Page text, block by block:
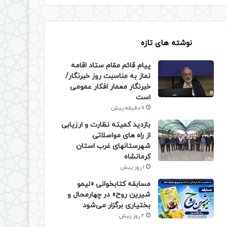
نوشته های تازه
پیام قائم مقام ستاد اقامه
نماز به مناسبت روز خبرنگار/
خبرنگار معمار افکار عمومی
است
11 دقیقه پیش
بازدید کمیته نظارت و ارزیابی
از راه های مواصلاتی
شهرستانهای غرب استان
کرمانشاه
1 روز پیش
مسابقه کتابخوانی «لیمو
شیرین روح» در چهارمحال و
بختیاری برگزار می‌شود
2 روز پیش